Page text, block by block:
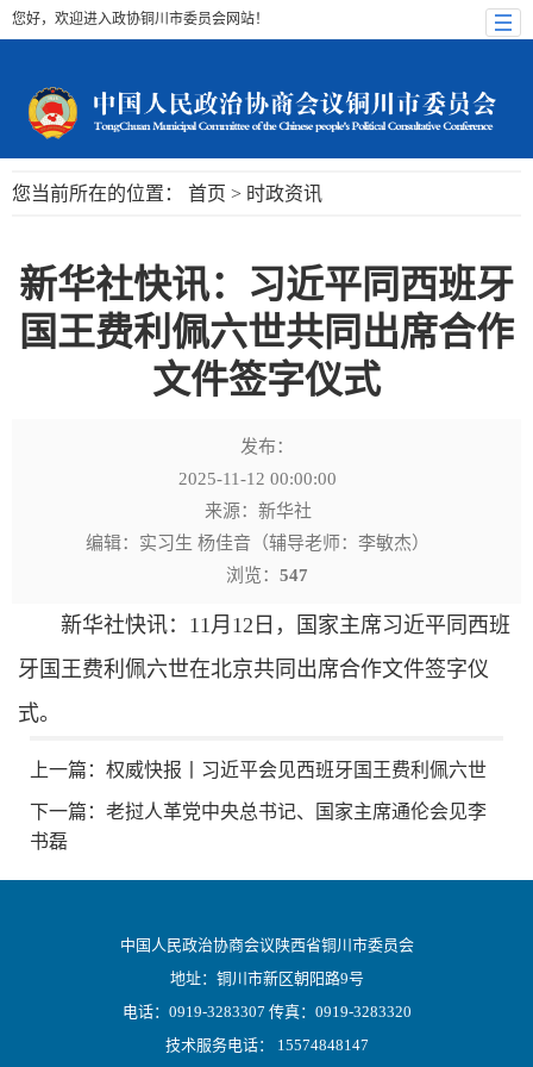
您好，欢迎进入政协铜川市委员会网站！
您当前所在的位置： 首页 > 时政资讯
新华社快讯：习近平同西班牙
国王费利佩六世共同出席合作
文件签字仪式
发布：
2025-11-12 00:00:00
来源：新华社
编辑：实习生 杨佳音（辅导老师：李敏杰）
浏览： 547
新华社快讯：11月12日，国家主席习近平同西班
牙国王费利佩六世在北京共同出席合作文件签字仪
式。
上一篇： 权威快报丨习近平会见西班牙国王费利佩六世
下一篇： 老挝人革党中央总书记、国家主席通伦会见李
书磊
中国人民政治协商会议陕西省铜川市委员会
地址：铜川市新区朝阳路9号
电话：0919-3283307 传真：0919-3283320
技术服务电话： 15574848147